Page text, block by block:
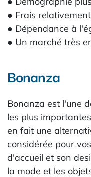
● Frais
● Dépendance à
● Un marché très
Bonanza
Bonanza est l'une
les plus
en fait une
considérée pour
d'accueil et son
la mode et les